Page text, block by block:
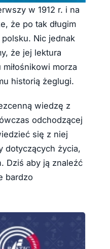
w 1912 r. i na
że po tak długim
Nic jednak
że jej lektura
morza
historią żeglugi.
wiedzę z
odchodzącej
się z niej
dotyczących życia,
Dziś aby ją znaleźć
bardzo